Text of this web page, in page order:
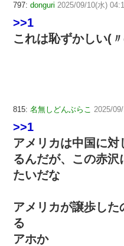
797: donguri 2025/09/10(水)
>>1
これは恥ずかしい(
815: 名無しどんぶらこ 2025/
>>1
アメリカは中国に
るんだが、この赤
たいだな
アメリカが譲歩し
る
アホか